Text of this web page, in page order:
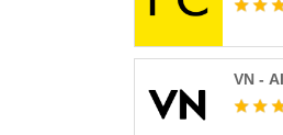
VN -